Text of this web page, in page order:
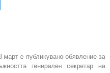
е публикувано обявление за
генерален секретар на